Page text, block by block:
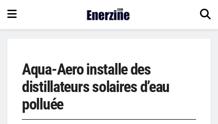
Aqua-Aero installe des
distillateurs solaires d’eau
polluée